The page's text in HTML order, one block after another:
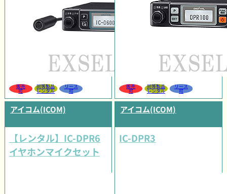
販売
可
同等製品
レンタル
リース
可
販売
可
同等製品
レンタル
リース
可
アイコム(ICOM)
【レンタル】IC-DPR6
イヤホンマイクセット
アイコム(ICOM)
IC-DPR3